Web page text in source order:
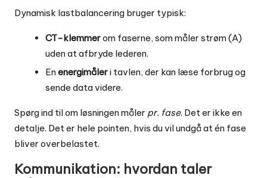
Dynamisk lastbalancering bruger typisk:
CT-klemmerom faserne, som måler strøm (A)
uden at afbryde lederen.
Enenergimåleri tavlen, der kan læse forbrug og
sende data videre.
Spørg ind til om løsningen måler pr. fase. Det er ikke en
detalje. Det er hele pointen, hvis du vil undgå at én fase
bliver overbelastet.
Kommunikation: hvordan taler